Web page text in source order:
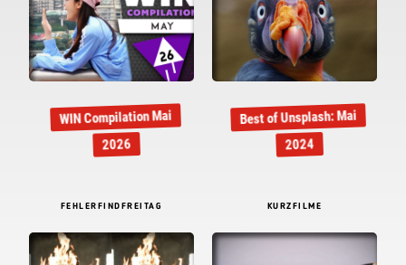
WIN Compilation Mai
2026
Best of Unsplash: Mai
2024
FEHLERFINDFREITAG KURZFILME